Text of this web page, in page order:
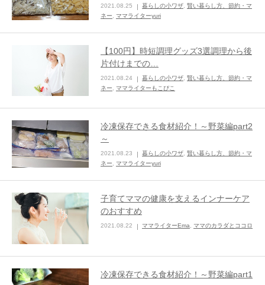
2021.08.25 暮らしの小ワザ 賢い暮らし方、節約・マ
ネー
ママライターyuri
【100円】時短調理グッズ3選調理から後
片付けまでの…
2021.08.24 暮らしの小ワザ 賢い暮らし方、節約・マ
ネー
ママライターもこぴこ
冷凍保存できる食材紹介！～野菜編part2
～
2021.08.23 暮らしの小ワザ, 賢い暮らし方、節約・マ
ネー, ママライターyuri
子育てママの健康を支えるインナーケア
のおすすめ
2021.08.22 ママライターEma, ママのカラダとココロ
冷凍保存できる食材紹介！～野菜編part1